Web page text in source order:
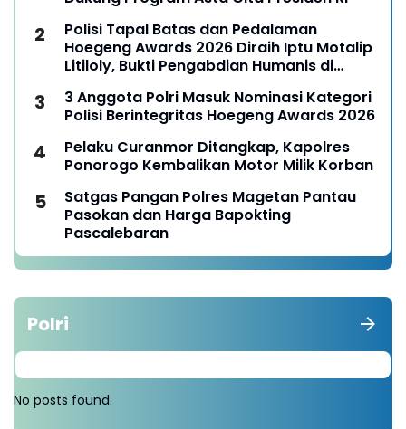
Polisi Tapal Batas dan Pedalaman
Hoegeng Awards 2026 Diraih Iptu Motalip
Litiloly, Bukti Pengabdian Humanis di
3 Anggota Polri Masuk Nominasi Kategori
Polisi Berintegritas Hoegeng Awards 2026
Pelaku Curanmor Ditangkap, Kapolres
Ponorogo Kembalikan Motor Milik Korban
Satgas Pangan Polres Magetan Pantau
Pasokan dan Harga Bapokting
Pascalebaran
Polri
No posts found.